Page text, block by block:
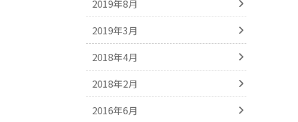
2019年8月
2019年3月
2018年4月
2018年2月
2016年6月